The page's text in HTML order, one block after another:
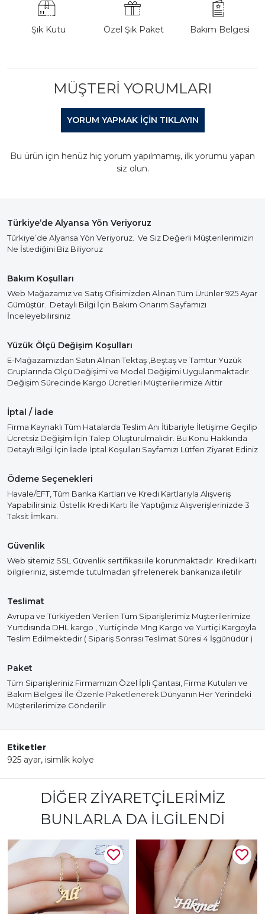
Şık Kutu Özel Şık Paket Bakım Belgesi
MÜŞTERI YORUMLARI
YORUM YAPMAK IÇIN TIKLAYIN
Bu ürün için henüz hiç yorum yapılmamış, ilk yorumu yapan
siz olun.
Türkiye’de Alyansa Yön Veriyoruz
Türkiye’de Alyansa Yön Veriyoruz. Ve Siz Değerli Müşterilerimizin
Ne İstediğini Biz Biliyoruz
Bakım Koşulları
Web Mağazamız ve Satış Ofisimizden Alınan Tüm Ürünler 925 Ayar
Gümüştür. Detaylı Bilgi İçin Bakım Onarım Sayfamızı
İnceleyebilirsiniz
Yüzük Ölçü Değişim Koşulları
E-Mağazamızdan Satın Alınan Tektaş ,Beştaş ve Tamtur Yüzük
Gruplarında Ölçü Değişimi ve Model Değişimi Uygulanmaktadır.
Değişim Sürecinde Kargo Ücretleri Müşterilerimize Aittir
İptal / İade
Firma Kaynaklı Tüm Hatalarda Teslim Anı İtibariyle İletişime Geçilip
Ücretsiz Değişim İçin Talep Oluşturulmalıdır. Bu Konu Hakkında
Detaylı Bilgi İçin İade İptal Koşulları Sayfamızı Lütfen Ziyaret Ediniz
Ödeme Seçenekleri
Havale/EFT, Tüm Banka Kartları ve Kredi Kartlarıyla Alışveriş
Yapabilirsiniz. Üstelik Kredi Kartı İle Yaptığınız Alışverişlerinizde 3
Taksit İmkanı.
Güvenlik
Web sitemiz SSL Güvenlik sertifikası ile korunmaktadır. Kredi kartı
bilgileriniz, sistemde tutulmadan şifrelenerek bankanıza iletilir
Teslimat
Avrupa ve Türkiyeden Verilen Tüm Siparişlerimiz Müşterilerimize
Yurtdısında DHL kargo , Yurtiçinde Mng Kargo ve Yurtiçi Kargoyla
Teslim Edilmektedir ( Sipariş Sonrası Teslimat Süresi 4 İşgünüdür )
Paket
Tüm Siparişleriniz Firmamızın Özel İpli Çantası, Firma Kutuları ve
Bakım Belgesi İle Özenle Paketlenerek Dünyanın Her Yerindeki
Müşterilerimize Gönderilir
Etiketler
925 ayar, isimlik kolye
DIĞER ZIYARETÇILERIMIZ
BUNLARLA DA İLGILENDI